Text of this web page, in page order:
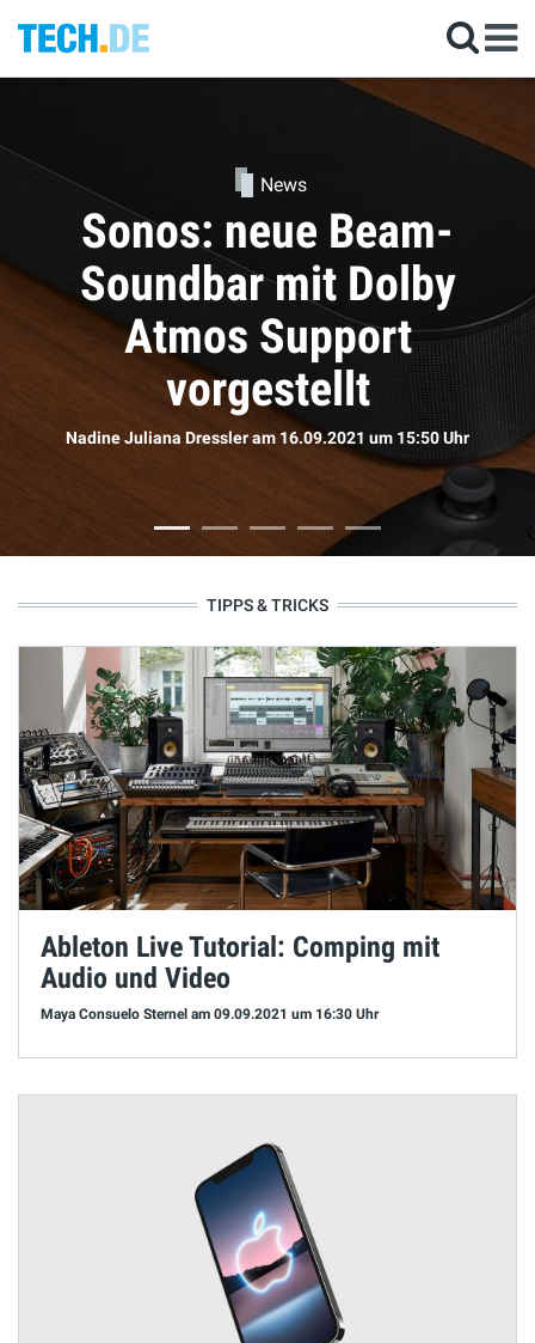
News
Kommen die neuen
AirPods doch bald?
Sophie Bömeram 16.09.2021 um 11:50 Uhr
TIPPS & TRICKS
Ableton Live Tutorial: Comping mit
Audio und Video
Maya Consuelo Sternel am 09.09.2021 um 16:30 Uhr